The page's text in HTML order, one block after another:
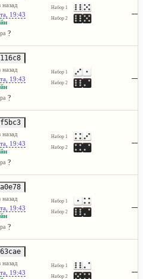
19:43
?
Набор 1
Набор 2
—
19:43
?
Набор 1
Набор 2
—
19:43
?
Набор 1
Набор 2
—
19:43
?
Набор 1
Набор 2
—
19:43
Набор 1
Набор 2
—